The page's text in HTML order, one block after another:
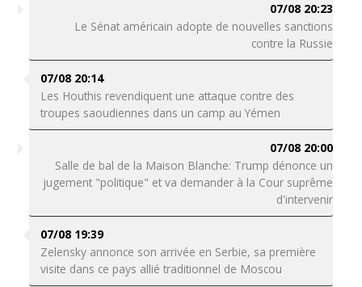
07/08 20:23
Le Sénat américain adopte de nouvelles sanctions
contre la Russie
07/08 20:14
Les Houthis revendiquent une attaque contre des
troupes saoudiennes dans un camp au Yémen
07/08 20:00
Salle de bal de la Maison Blanche: Trump dénonce un
jugement "politique" et va demander à la Cour suprême
d'intervenir
07/08 19:39
Zelensky annonce son arrivée en Serbie, sa première
visite dans ce pays allié traditionnel de Moscou